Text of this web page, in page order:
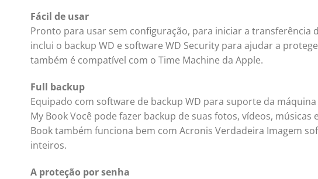
Fácil de usar
Pronto para usar sem configuração, para iniciar a transferência
inclui o backup WD e software WD Security para ajudar a
também é compatível com o Time Machine da Apple.
Full backup
Equipado com software de backup WD para suporte da
My Book Você pode fazer backup de suas fotos, vídeos,
Book também funciona bem com Acronis Verdadeira Imagem
inteiros.
A proteção por senha